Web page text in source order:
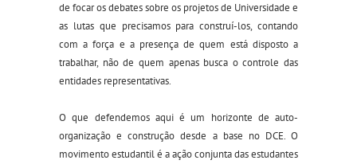
de focarosdebatessobre os projetosde Universidade e
as lutasque precisamos para construí-los, contando
com a força e a presença de quem está disposto a
trabalhar, não de quem apenas busca o controle das
entidades representativas.
O que defendemos aqui é um horizonte de auto-
organização e construção desde a base no DCE. O
movimento estudantil é a ação conjunta das estudantes